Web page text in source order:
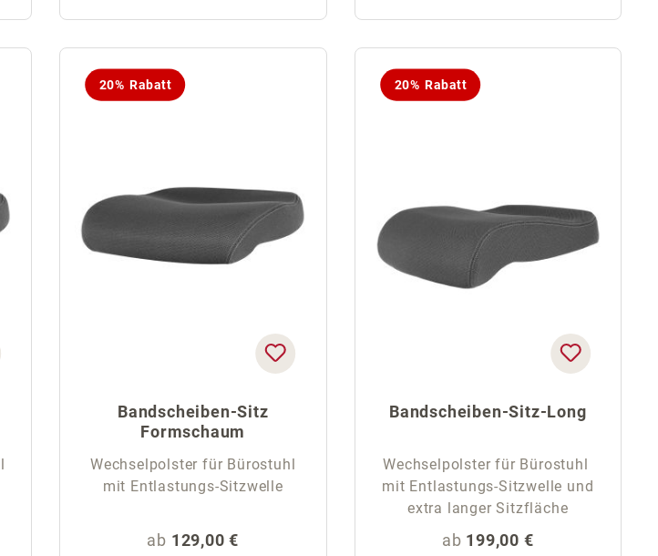
20% Rabatt
Bandscheiben-Sitz
Formschaum
Wechselpolster für Bürostuhl
mit Entlastungs-Sitzwelle
Regulärer Preis:
ab 129,00 €
20% Rabatt
Bandscheiben-Sitz-Long
Wechselpolster für Bürostuhl
mit Entlastungs-Sitzwelle und
extra langer Sitzfläche
Regulärer Preis:
ab 199,00 €